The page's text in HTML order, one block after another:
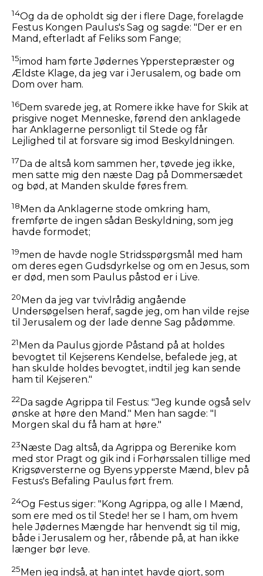
14Og da de opholdt sig der i flere Dage, forelagde
Festus Kongen Paulus's Sag og sagde: "Der er en
Mand, efterladt af Feliks som Fange;
15imod ham førte Jødernes Ypperstepræster og
Ældste Klage, da jeg var i Jerusalem, og bade om
Dom over ham.
16Dem svarede jeg, at Romere ikke have for Skik at
prisgive noget Menneske, førend den anklagede
har Anklagerne personligt til Stede og får
Lejlighed til at forsvare sig imod Beskyldningen.
17 Da de altså kom sammen her, tøvede jeg ikke,
men satte mig den næste Dag på Dommersædet
og bød, at Manden skulde føres frem.
18 Men da Anklagerne stode omkring ham,
fremførte de ingen sådan Beskyldning, som jeg
havde formodet;
19men de havde nogle Stridsspørgsmål med ham
om deres egen Gudsdyrkelse og om en Jesus, som
er død, men som Paulus påstod er i Live.
20 Men da jeg var tvivlrådig angående
Undersøgelsen heraf, sagde jeg, om han vilde rejse
til Jerusalem og der lade denne Sag pådømme.
21 Men da Paulus gjorde Påstand på at holdes
bevogtet til Kejserens Kendelse, befalede jeg, at
han skulde holdes bevogtet, indtil jeg kan sende
ham til Kejseren."
22Da sagde Agrippa til Festus: "Jeg kunde også selv
ønske at høre den Mand." Men han sagde: "I
Morgen skal du få ham at høre."
23 Næste Dag altså, da Agrippa og Berenike kom
med stor Pragt og gik ind i Forhørssalen tillige med
Krigsøversterne og Byens ypperste Mænd, blev på
Festus's Befaling Paulus ført frem.
24Og Festus siger: "Kong Agrippa, og alle I Mænd,
som ere med os til Stede! her se I ham, om hvem
hele Jødernes Mængde har henvendt sig til mig,
både i Jerusalem og her, råbende på, at han ikke
længer bør leve.
25Men jeg indså, at han intet havde gjort, som